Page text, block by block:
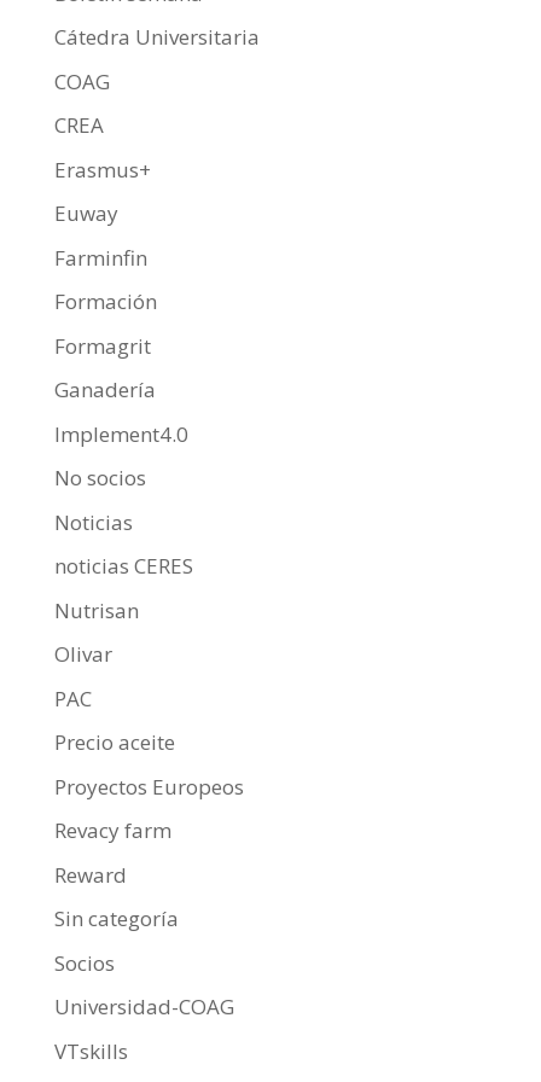
Cátedra Universitaria
COAG
CREA
Erasmus+
Euway
Farminfin
Formación
Formagrit
Ganadería
Implement4.0
No socios
Noticias
noticias CERES
Nutrisan
Olivar
PAC
Precio aceite
Proyectos Europeos
Revacy farm
Reward
Sin categoría
Socios
Universidad-COAG
VTskills